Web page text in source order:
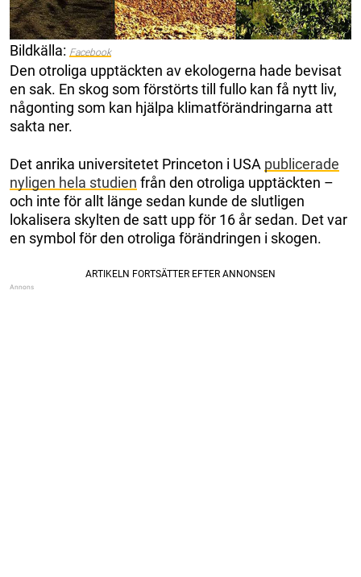
Bildkälla: Facebook
Den otroliga upptäckten av ekologerna hade bevisat
en sak. En skog som förstörts till fullo kan få nytt liv,
någonting som kan hjälpa klimatförändringarna att
sakta ner.
Det anrika universitetet Princeton i USA publicerade
nyligen hela studien från den otroliga upptäckten –
och inte för allt länge sedan kunde de slutligen
lokalisera skylten de satt upp för 16 år sedan. Det var
en symbol för den otroliga förändringen i skogen.